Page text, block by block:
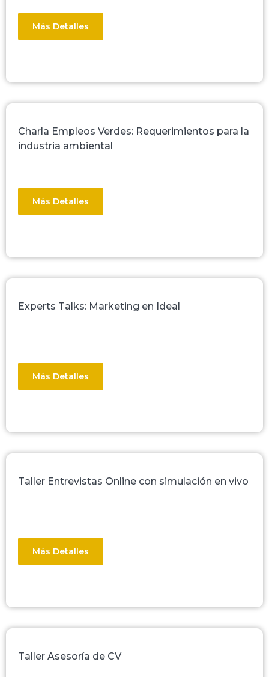
Más Detalles
Charla Empleos Verdes: Requerimientos para la
industria ambiental
Más Detalles
Experts Talks: Marketing en Ideal
Más Detalles
Taller Entrevistas Online con simulación en vivo
Más Detalles
Taller Asesoría de CV